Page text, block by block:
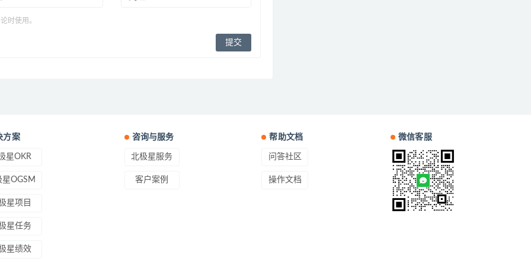
时使用。
方案
星OKR
星OGSM
星项目
星任务
星绩效
咨询与服务
北极星服务
客户案例
帮助文档
问答社区
操作文档
微信客服